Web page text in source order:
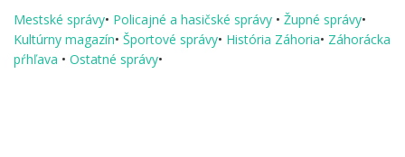
Mestské správy• Policajné a hasičské správy • Župné správy•
Kultúrny magazín• Športové správy• História Záhoria• Záhorácka
pŕhľava • Ostatné správy•